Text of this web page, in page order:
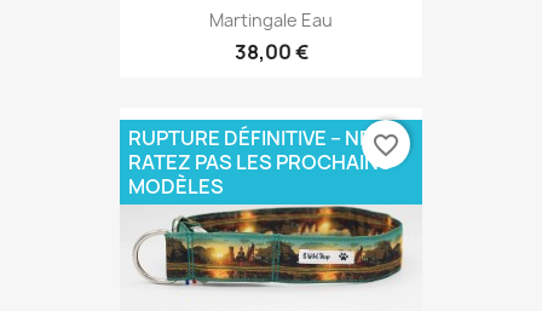
Martingale Eau
38,00 €
RUPTURE DÉFINITIVE – NE
RATEZ PAS LES PROCHAINS
MODÈLES
favorite_border